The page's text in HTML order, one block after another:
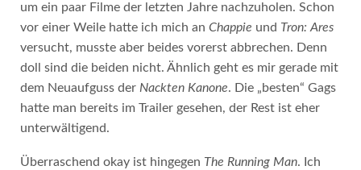
um ein paar Filme der letzten Jahre nachzuholen. Schon
vor einer Weile hatte ich mich an Chappie und Tron: Ares
versucht, musste aber beides vorerst abbrechen. Denn
doll sind die beiden nicht. Ähnlich geht es mir gerade mit
dem Neuaufguss der Nackten Kanone. Die „besten“ Gags
hatte man bereits im Trailer gesehen, der Rest ist eher
unterwältigend.
Überraschend okay ist hingegen The Running Man. Ich